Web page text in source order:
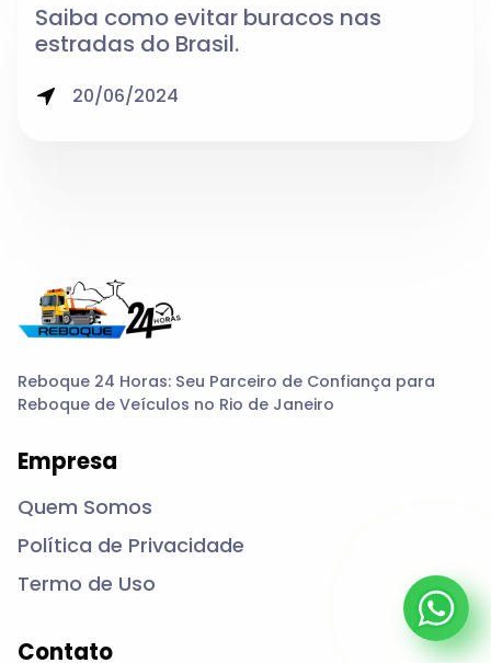
Saiba como evitar buracos nas
estradas do Brasil.
20/06/2024
Reboque 24 Horas: Seu Parceiro de Confiança para
Reboque de Veículos no Rio de Janeiro
Empresa
Quem Somos
Política de Privacidade
Termo de Uso
Contato